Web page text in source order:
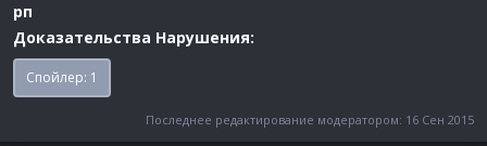
рп
Доказательства Нарушения:
Спойлер: 1
Последнее редактирование модератором: 16 Сен 2015